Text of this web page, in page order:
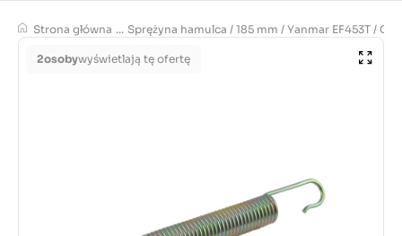
Strona główna ... Sprężyna hamulca / 185 mm / Yanmar EF453T /
2osobywyświetlają tę ofertę